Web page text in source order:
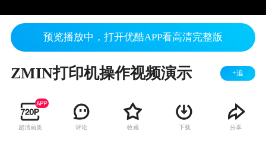
预览播放中，打开优酷APP看高清完整版
ZMIN打印机操作视频演示 +追
超清画质 评论 收藏 下载 分享